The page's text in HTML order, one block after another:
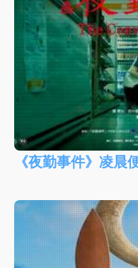
《夜勤事件》凌